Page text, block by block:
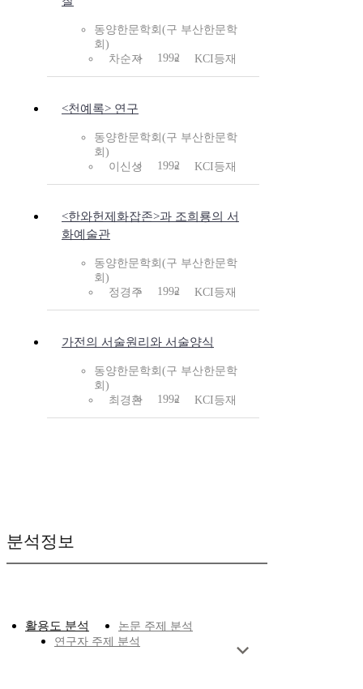
동양한문학회(구 부산한문학
회)
차순자
1992 KCI등재
<천예록> 연구
동양한문학회(구 부산한문학
회)
이신성
1992 KCI등재
<한와헌제화잡존>과 조희룡의 서
화예술관
동양한문학회(구 부산한문학
회)
정경주
1992 KCI등재
가전의 서술원리와 서술양식
동양한문학회(구 부산한문학
회)
최경환
1992 KCI등재
분석정보
활용도 분석
논문 주제 분석
연구자 주제 분석